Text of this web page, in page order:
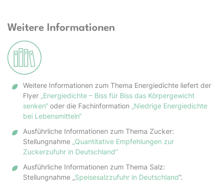
Weitere Informationen
Weitere Informationen zum Thema Energiedichte liefert der
Flyer „Energiedichte – Biss für Biss das Körpergewicht
senken“ oder die Fachinformation „Niedrige Energiedichte
bei Lebensmitteln“
Ausführliche Informationen zum Thema Zucker:
Stellungnahme „Quantitative Empfehlungen zur
Zuckerzufuhr in Deutschland“
Ausführliche Informationen zum Thema Salz:
Stellungnahme „ Speisesalzzufuhr in Deutschland“.